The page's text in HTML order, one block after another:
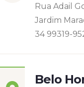
Rua Adail
Jardim
34 99319-
Belo